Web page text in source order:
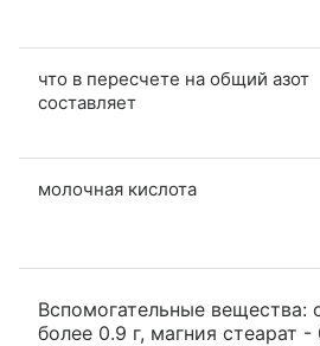
что в пересчете на общий азот
составляет
молочная кислота
Вспомогательные вещества:
более 0.9 г, магния стеарат -